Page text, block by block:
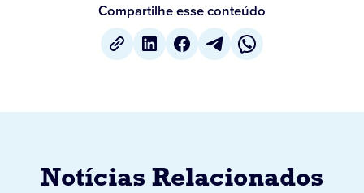
Compartilhe esse conteúdo
Notícias Relacionados